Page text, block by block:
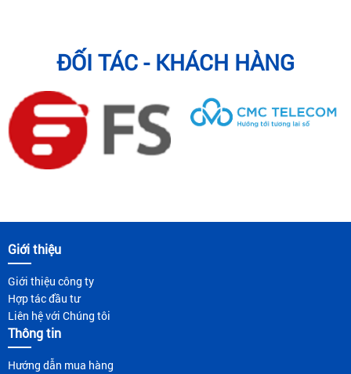
ĐỐI TÁC - KHÁCH HÀNG
Giới thiệu
Giới thiệu công ty
Hợp tác đầu tư
Liên hệ với Chúng tôi
Thông tin
Hướng dẫn mua hàng